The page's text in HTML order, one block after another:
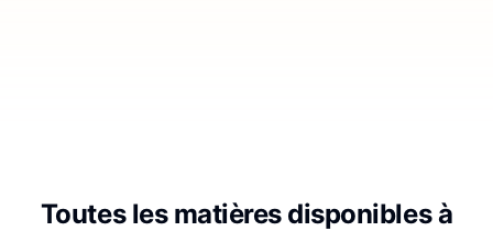
Toutes les matières disponibles à